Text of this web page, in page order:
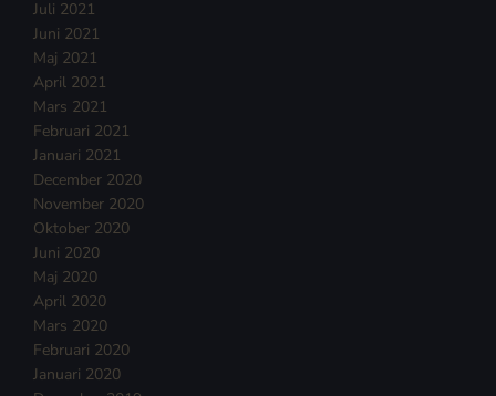
Juli 2021
Juni 2021
Maj 2021
April 2021
Mars 2021
Februari 2021
Januari 2021
December 2020
November 2020
Oktober 2020
Juni 2020
Maj 2020
April 2020
Mars 2020
Februari 2020
Januari 2020